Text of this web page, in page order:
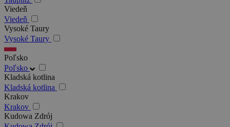
Viedeň
Viedeň
Vysoké Taury
Vysoké Taury
Poľsko
Poľsko
Kladská kotlina
Kladská kotlina
Krakov
Krakov
Kudowa Zdrój